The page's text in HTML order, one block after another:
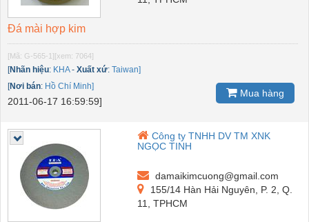
Đá mài hợp kim
[Mã: G-565-1][xem: 7064]
[Nhãn hiệu: KHA- Xuất xứ: Taiwan]
[Nơi bán: Hồ Chí Minh]
2011-06-17 16:59:59]
Mua hàng
Công ty TNHH DV TM XNK
NGỌC TINH
damaikimcuong@gmail.com
155/14 Hàn Hải Nguyên, P. 2, Q.
11, TPHCM